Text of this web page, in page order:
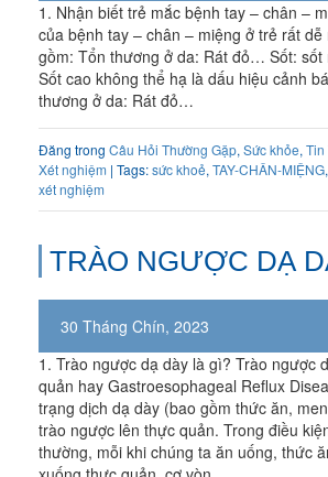
1. Nhận biết trẻ mắc bệnh tay – chân –
của bệnh tay – chân – miệng ở trẻ rất dễ
gồm: Tổn thương ở da: Rát đỏ… Sốt: sốt
Sốt cao không thể hạ là dấu hiệu cảnh
thương ở da: Rát đỏ…
Đăng trong Câu Hỏi Thường Gặp,Sức khỏe,Tin
Xét nghiệm | Tags:sức khoẻ,TAY-CHÂN-MIỆNG,
xét nghiệm
TRÀO NGƯỢC DẠ
30 Tháng Chín, 2023
1. Trào ngược dạ dày là gì? Trào ngược
quản hay Gastroesophageal Reflux
trạng dịch dạ dày (bao gồm thức ăn,
trào ngược lên thực quản. Trong điều
thường, mỗi khi chúng ta ăn uống, thức